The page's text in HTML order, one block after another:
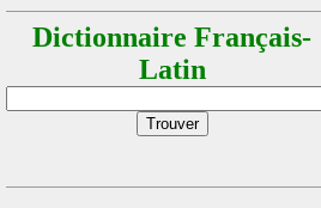
Dictionnaire Français-
Latin